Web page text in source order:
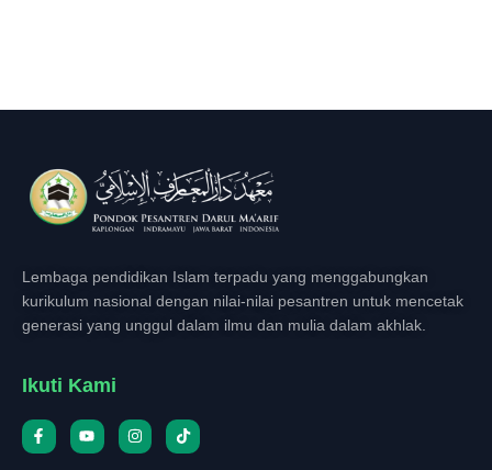
Lembaga pendidikan Islam terpadu yang menggabungkan
kurikulum nasional dengan nilai-nilai pesantren untuk mencetak
generasi yang unggul dalam ilmu dan mulia dalam akhlak.
Ikuti Kami